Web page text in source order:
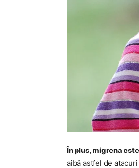
În plus, migrena
aibă astfel de